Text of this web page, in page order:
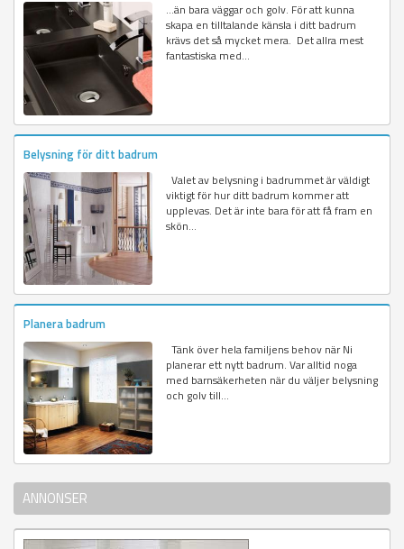
…än bara väggar och golv. För att kunna
skapa en tilltalande känsla i ditt badrum
krävs det så mycket mera. Det allra mest
fantastiska med...
Belysning för ditt badrum
Valet av belysning i badrummet är väldigt
viktigt för hur ditt badrum kommer att
upplevas. Det är inte bara för att få fram en
skön...
Planera badrum
Tänk över hela familjens behov när Ni
planerar ett nytt badrum. Var alltid noga
med barnsäkerheten när du väljer belysning
och golv till...
ANNONSER